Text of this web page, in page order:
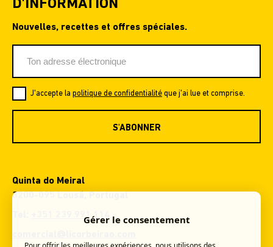
D'INFORMATION
Nouvelles, recettes et offres spéciales.
J'accepte la politique de confidentialité que j'ai lue et comprise.
S'ABONNER
Quinta do Meiral
3200-095 Lousã, Portugal
+351 239 991 114Gérer le consentement